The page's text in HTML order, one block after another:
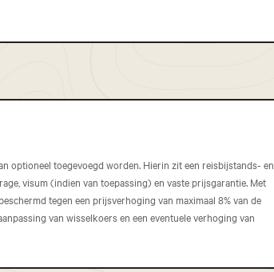
optioneel toegevoegd worden. Hierin zit een reisbijstands- en
visum (indien van toepassing) en vaste prijsgarantie. Met
tegen een prijsverhoging van maximaal 8% van de
van wisselkoers en een eventuele verhoging van